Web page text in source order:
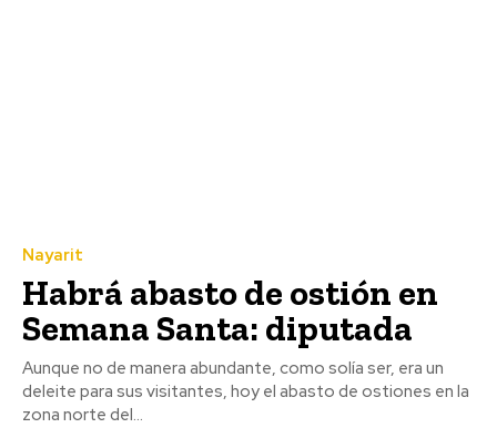
Nayarit
Habrá abasto de ostión en
Semana Santa: diputada
Aunque no de manera abundante, como solía ser, era un
deleite para sus visitantes, hoy el abasto de ostiones en la
zona norte del...